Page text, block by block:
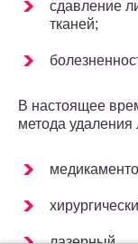
сдавление
тканей;
В настоящее
метода удаления